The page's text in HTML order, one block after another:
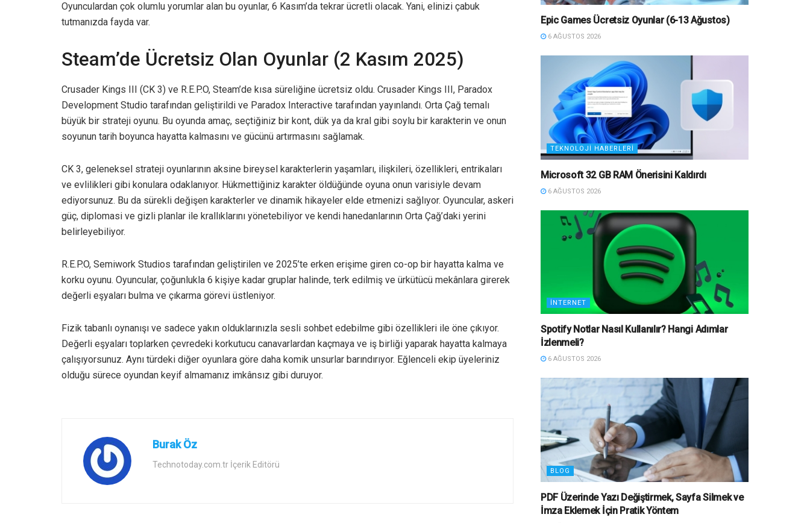
Oyunculardan çok olumlu yorumlar alan bu oyunlar, 6 Kasım’da tekrar ücretli olacak. Yani, elinizi çabuk
tutmanızda fayda var.
Steam’de Ücretsiz Olan Oyunlar (2 Kasım 2025)
Crusader Kings III (CK 3) ve R.E.P.O, Steam’de kısa süreliğine ücretsiz oldu. Crusader Kings III, Paradox
Development Studio tarafından geliştirildi ve Paradox Interactive tarafından yayınlandı. Orta Çağ temalı
büyük bir strateji oyunu. Bu oyunda amaç, seçtiğiniz bir kont, dük ya da kral gibi soylu bir karakterin ve onun
soyunun tarih boyunca hayatta kalmasını ve gücünü artırmasını sağlamak.
CK 3, geleneksel strateji oyunlarının aksine bireysel karakterlerin yaşamları, ilişkileri, özellikleri, entrikaları
ve evlilikleri gibi konulara odaklanıyor. Hükmettiğiniz karakter öldüğünde oyuna onun varisiyle devam
ediyorsunuz. Bu da sürekli değişen karakterler ve dinamik hikayeler elde etmenizi sağlıyor. Oyuncular, askeri
güç, diplomasi ve gizli planlar ile krallıklarını yönetebiliyor ve kendi hanedanlarının Orta Çağ’daki yerini
belirleyebiliyor.
R.E.P.O, Semiwork Studios tarafından geliştirilen ve 2025’te erken erişime giren co-op bir hayatta kalma ve
korku oyunu. Oyuncular, çoğunlukla 6 kişiye kadar gruplar halinde, terk edilmiş ve ürkütücü mekânlara girerek
değerli eşyaları bulma ve çıkarma görevi üstleniyor.
Fizik tabanlı oynanışı ve sadece yakın olduklarınızla sesli sohbet edebilme gibi özellikleri ile öne çıkıyor.
Değerli eşyaları toplarken çevredeki korkutucu canavarlardan kaçmaya ve iş birliği yaparak hayatta kalmaya
çalışıyorsunuz. Aynı türdeki diğer oyunlara göre daha komik unsurlar barındırıyor. Eğlenceli ekip üyeleriniz
olduğu sürece oyundan keyif almamanız imkânsız gibi duruyor.
Burak Öz
Technotoday.com.tr İçerik Editörü
Epic Games Ücretsiz Oyunlar (6-13 Ağustos)
6 AĞUSTOS 2026
TEKNOLOJI HABERLERI
Microsoft 32 GB RAM Önerisini Kaldırdı
6 AĞUSTOS 2026
İNTERNET
Spotify Notlar Nasıl Kullanılır? Hangi Adımlar
İzlenmeli?
6 AĞUSTOS 2026
BLOG
PDF Üzerinde Yazı Değiştirmek, Sayfa Silmek ve
İmza Eklemek İçin Pratik Yöntem